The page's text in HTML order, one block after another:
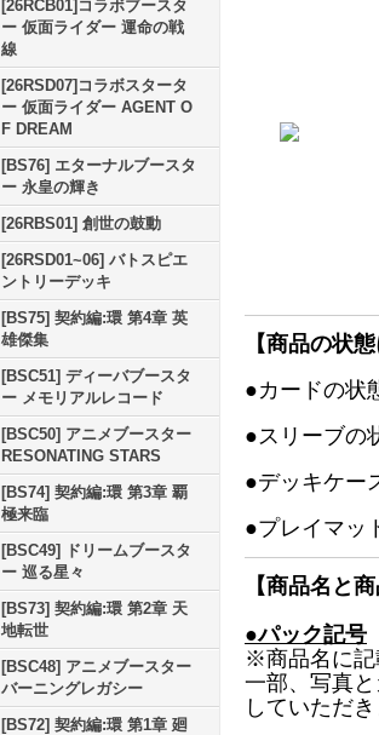
[26RCB01]コラボブースタ
ー 仮面ライダー 運命の戦
線
[26RSD07]コラボスタータ
ー 仮面ライダー AGENT O
F DREAM
[BS76] エターナルブースタ
ー 永皇の輝き
[26RBS01] 創世の鼓動
[26RSD01~06] バトスピエ
ントリーデッキ
[BS75] 契約編:環 第4章 英
雄傑集
[BSC51] ディーバブースタ
ー メモリアルレコード
[BSC50] アニメブースター
RESONATING STARS
[BS74] 契約編:環 第3章 覇
極来臨
[BSC49] ドリームブースタ
ー 巡る星々
[BS73] 契約編:環 第2章 天
地転世
[BSC48] アニメブースター
バーニングレガシー
[BS72] 契約編:環 第1章 廻
【商品の状
●カードの状
●スリーブの
●デッキケー
●プレイマッ
【商品名と
●パック記号
※商品名に記
一部、写真
していただ